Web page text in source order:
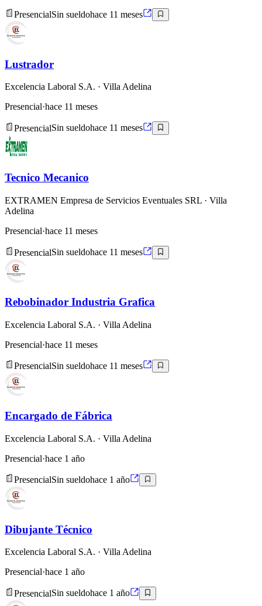
PresencialSin sueldohace 11 meses
Lustrador
Excelencia Laboral S.A. · Villa Adelina
Presencial·hace 11 meses
PresencialSin sueldohace 11 meses
Tecnico Mecanico
EXTRAMEN Empresa de Servicios Eventuales SRL · Villa
Adelina
Presencial·hace 11 meses
PresencialSin sueldohace 11 meses
Rebobinador Industria Grafica
Excelencia Laboral S.A. · Villa Adelina
Presencial·hace 11 meses
PresencialSin sueldohace 11 meses
Encargado de Fábrica
Excelencia Laboral S.A. · Villa Adelina
Presencial·hace 1 año
PresencialSin sueldohace 1 año
Dibujante Técnico
Excelencia Laboral S.A. · Villa Adelina
Presencial·hace 1 año
PresencialSin sueldohace 1 año